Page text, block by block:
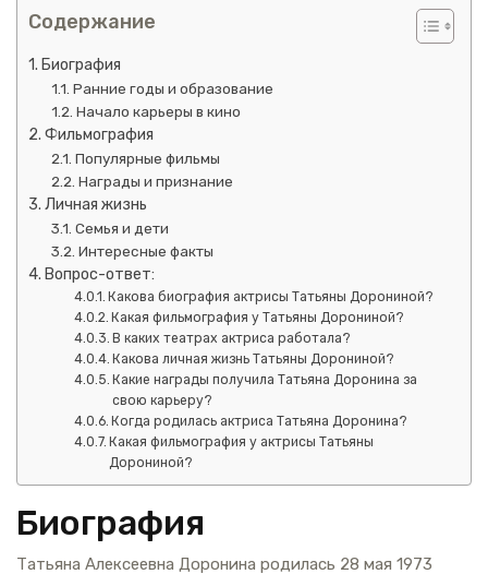
Содержание
Биография
Ранние годы и образование
Начало карьеры в кино
Фильмография
Популярные фильмы
Награды и признание
Личная жизнь
Семья и дети
Интересные факты
Вопрос-ответ:
Какова биография актрисы Татьяны Дорониной?
Какая фильмография у Татьяны Дорониной?
В каких театрах актриса работала?
Какова личная жизнь Татьяны Дорониной?
Какие награды получила Татьяна Доронина за
свою карьеру?
Когда родилась актриса Татьяна Доронина?
Какая фильмография у актрисы Татьяны
Дорониной?
Биография
Татьяна Алексеевна Доронина родилась 28 мая 1973